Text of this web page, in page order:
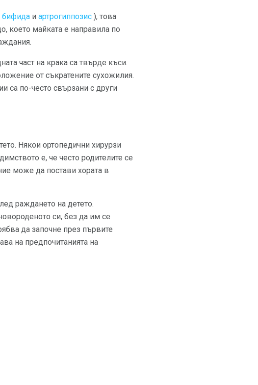
бифида и артрогиппозис ), това
което майката е направила по
част на крака са твърде къси.
от съкратените сухожилия.
са по-често свързани с други
Някои ортопедични хирурзи
е, че често родителите се
може да постави хората в
раждането на детето.
си, без да им се
да започне през първите
на предпочитанията на